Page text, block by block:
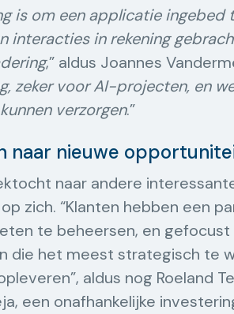
is om een applicatie ingebed
interacties in rekening
,” aldus Joannes
zeker voor AI-projecten, en
verzorgen.”
naar nieuwe
naar andere
zich. “Klanten hebben een
te beheersen, en
die het meest strategisch te
aldus nog Roeland
een onafhankelijke